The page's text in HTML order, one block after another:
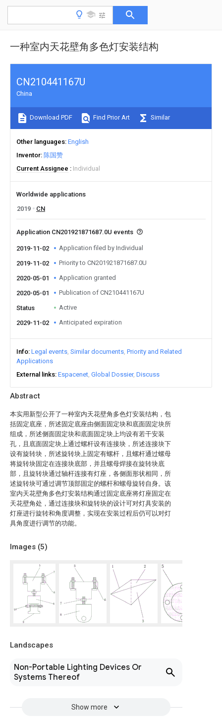
一种室内天花壁角多色灯安装结构
Abstract
本实用新型公开了一种室内天花壁角多色灯安装结构，包
括固定底座，所述固定底座由侧面固定块和底面固定块所
组成，所述侧面固定块和底面固定块上均设有若干安装
孔，且底面固定块上通过螺杆设有连接块，所述连接块下
设有旋转块，所述旋转块上固定有螺杆，且螺杆通过螺母
将旋转块固定在连接块底部，并且螺母焊接在旋转块底
部，且旋转块通过轴杆连接有灯座，各侧面形状相同，所
述旋转块可通过调节顶部固定的螺杆和螺母旋转自身。该
室内天花壁角多色灯安装结构通过固定底座将灯座固定在
天花壁角处，通过连接块和旋转块的设计可对灯具安装的
灯座进行旋转和角度调整，实现在安装过程后仍可以对灯
具角度进行调节的功能。
Images (5)
Landscapes
Non-Portable Lighting Devices Or
Systems Thereof
Show more
CN210441167U
China
Download PDF Find Prior Art Similar
Other languages English
Inventor 陈国赞
Current Assignee
Individual
Worldwide applications
2019
CN
Application CN201921871687.0U events
2019-11-02 Application filed by Individual
2019-11-02 Priority to CN201921871687.0U
2020-05-01 Application granted
2020-05-01 Publication of CN210441167U
Status Active
2029-11-02 Anticipated expiration
Info Legal events Similar documents Priority and Related
Applications
External links Espacenet Global Dossier Discuss